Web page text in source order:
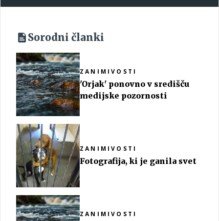
Sorodni članki
ZANIMIVOSTI
'Orjak' ponovno v središču
medijske pozornosti
ZANIMIVOSTI
Fotografija, ki je ganila svet
ZANIMIVOSTI